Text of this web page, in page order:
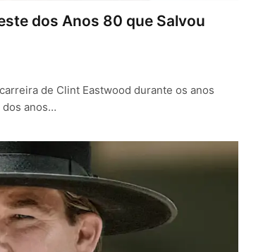
dos Anos 80 que Salvou
de Clint Eastwood durante os anos
dos anos…